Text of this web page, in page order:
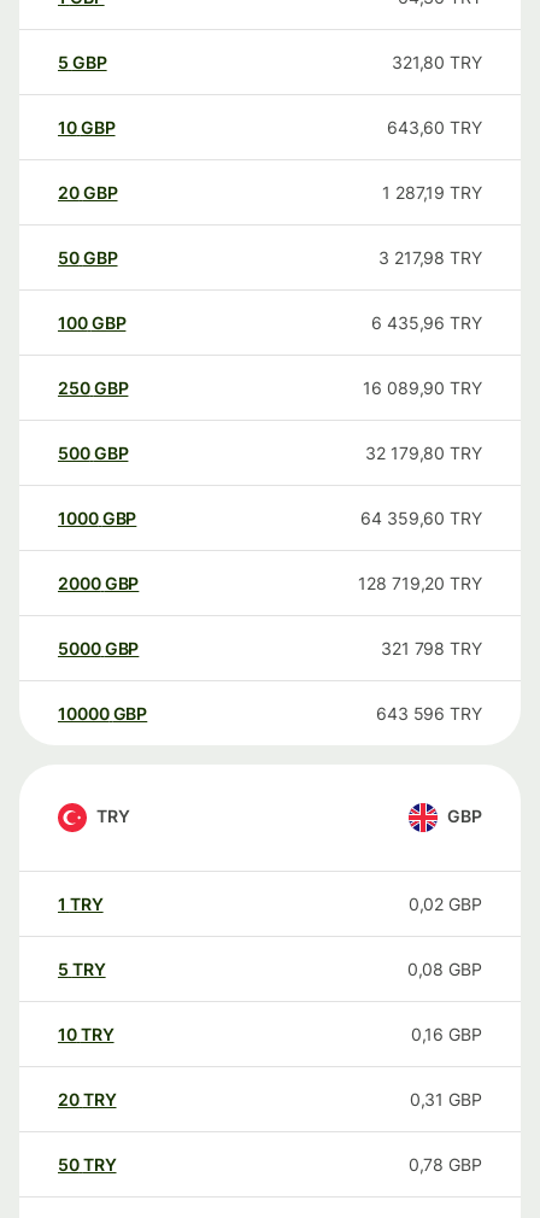
5 GBP 321,80 TRY
10GBP 643,60 TRY
20GBP 1 287,19 TRY
50GBP 3 217,98 TRY
100GBP 6 435,96 TRY
250GBP 16 089,90 TRY
500GBP 32 179,80 TRY
1000GBP 64 359,60 TRY
2000GBP 128 719,20 TRY
5000GBP 321 798 TRY
10000 GBP 643 596 TRY
TRY GBP
1 TRY 0,02 GBP
5 TRY 0,08 GBP
10TRY 0,16 GBP
20TRY 0,31 GBP
50TRY 0,78 GBP